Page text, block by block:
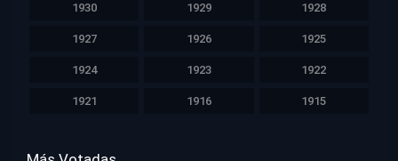
1930 1929 1928
1927 1926 1925
1924 1923 1922
1921 1916 1915